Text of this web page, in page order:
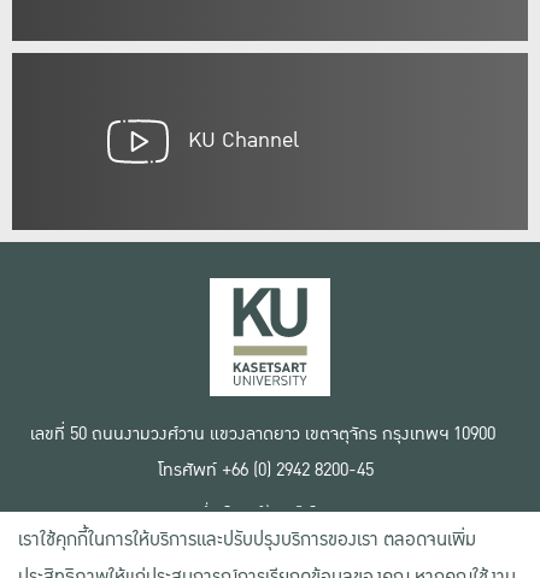
KU Channel
เลขที่ 50 ถนนงามวงศ์วาน แขวงลาดยาว เขตจตุจักร กรุงเทพฯ 10900
โทรศัพท์ +66 (0) 2942 8200-45
เงื่อนไขการใช้งานเว็บไซต์
ข้อตกลงด้านสิทธิ์ใช้งาน
นโยบายความเป็นส่วนตัว
เราใช้คุกกี้ในการให้บริการและปรับปรุงบริการของเรา ตลอดจนเพิ่ม